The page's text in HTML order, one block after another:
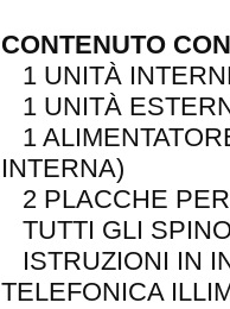
CONTENUTO
1 UNITÀ
1 UNITÀ
1
INTERNA)
2 PLACCHE
TUTTI GLI
ISTRUZIONI IN
TELEFONICA